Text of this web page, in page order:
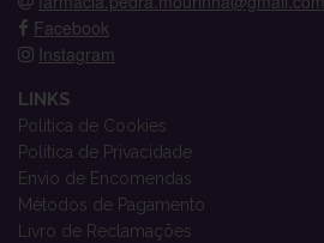
Facebook
Instagram
LINKS
Política de Cookies
Política de Privacidade
Envio de Encomendas
Métodos de Pagamento
Livro de Reclamações